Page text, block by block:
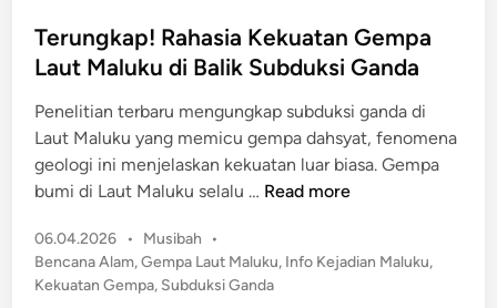
T
e
k
u
b
a
g
a
a
B
t
!
s
t
d
i
n
Terungkap! Rahasia Kekuatan Gempa
Laut Maluku di Balik Subduksi Ganda
Penelitian terbaru mengungkap subduksi ganda di
Laut Maluku yang memicu gempa dahsyat, fenomena
geologi ini menjelaskan kekuatan luar biasa. Gempa
bumi di Laut Maluku selalu … T
u
n
Read more
06.04.2026 •
P
o
s
Musibah
•
Bencana Alam,Gempa Laut Maluku, Info Kejadian Maluku,
Kekuatan Gempa, Subduksi Ganda